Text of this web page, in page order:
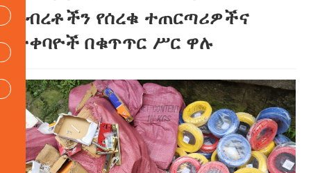
ንብረቶችን የሰረቁ ተጠርጣሪዎችና
ተቀባዮች በቁጥጥር ሥር ዋሉ